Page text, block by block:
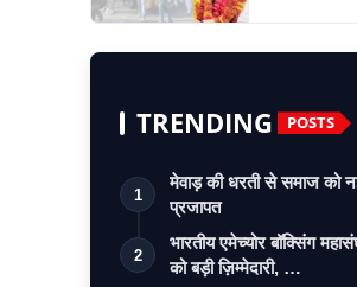
TRENDING POSTS
1
मेवाड़ की धरती से समाज को
प्रजापत
2
भारतीय एमेच्योर बॉक्सिंग
को बड़ी ज़िम्मेदारी, …